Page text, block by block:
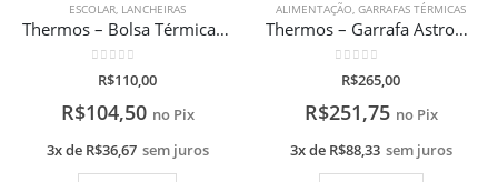
ESCOLAR, LANCHEIRAS
Thermos – Bolsa Térmica Arco-Íris
de 5
R$110,00
R$104,50 no Pix
3x de R$36,67 sem juros
ALIMENTAÇÃO, GARRAFAS TÉRMICAS
Thermos – Garrafa Astronauta 355ml com gravação a laser
de 5
R$265,00
R$251,75 no Pix
3x de R$88,33 sem juros